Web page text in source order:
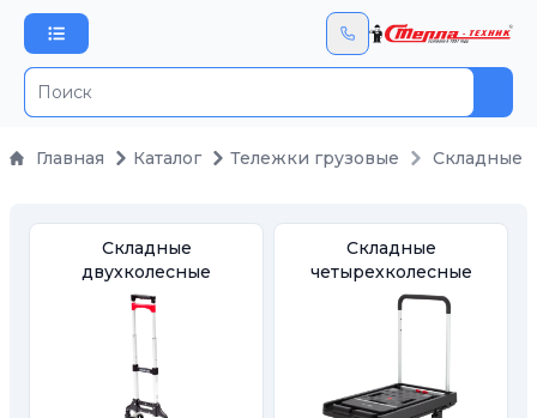
Главная Каталог Тележки грузовые Складные
Складные
двухколесные
Складные
четырехколесные